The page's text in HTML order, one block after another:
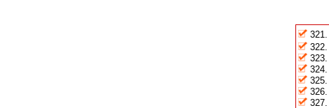
321.
322.
323.
324.
325.
326.
327.